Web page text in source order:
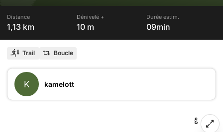
Distance
1,13 km
Dénivelé +
10 m
Durée estim.
09min
Trail Boucle
K kamelott